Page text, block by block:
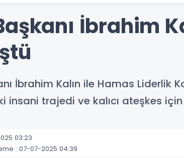
İbrahim
İbrahim Kalın ile Hamas Liderlik
insani trajedi ve kalıcı ateşkes
03:23
: 07-07-2025 04:39